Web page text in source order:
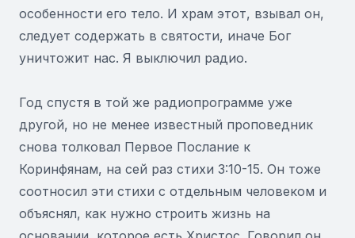
особенности его тело. И храм этот, взывал он,
следует содержать в святости, иначе Бог
уничтожит нас. Я выключил радио.
Год спустя в той же радиопрограмме уже
другой, но не менее известный проповедник
снова толковал Первое Послание к
Коринфянам, на сей раз стихи 3:10-15. Он тоже
соотносил эти стихи с отдельным человеком и
объяснял, как нужно строить жизнь на